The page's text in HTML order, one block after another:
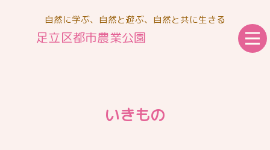
自然に学ぶ、自然と遊ぶ、自然と共に生きる
足立区都市農業公園
いきもの